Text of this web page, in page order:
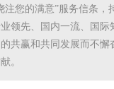
注您的满意”服务信条，
领先、国内一流、国际
共赢和共同发展而不懈
。